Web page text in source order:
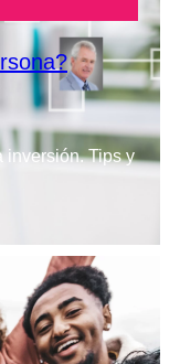
inversión. Tips y